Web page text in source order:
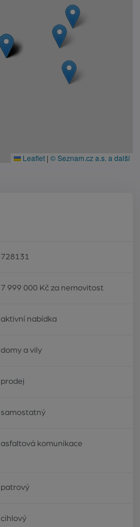
Leaflet | © Seznam.cz a.s. a další
728131
7 999 000 Kč za nemovitost
aktivní nabídka
domy a vily
prodej
samostatný
asfaltová komunikace
patrový
cihlový